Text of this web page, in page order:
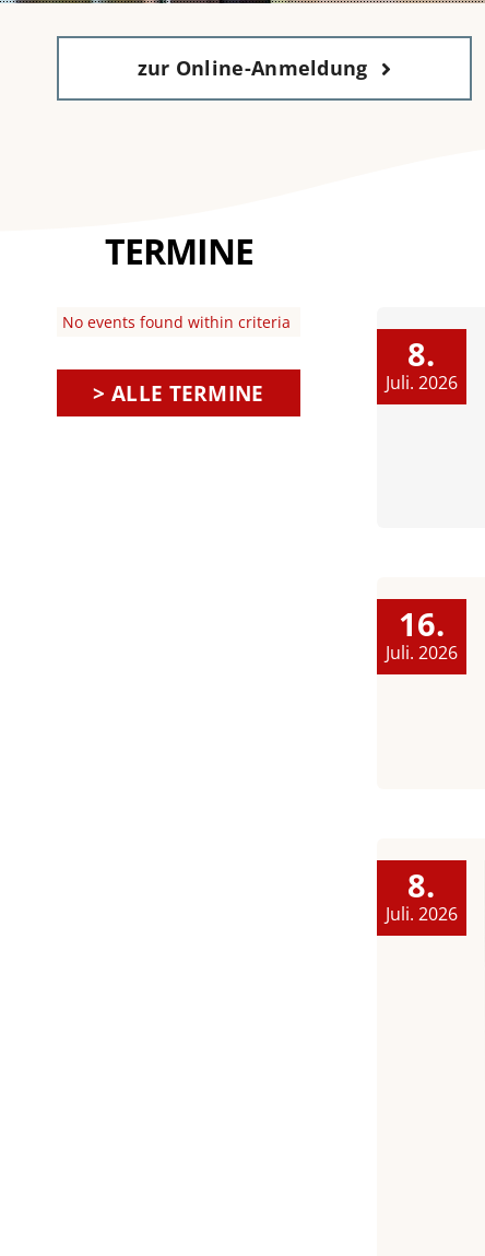
zur Online-Anmeldung
TERMINE
No events found within criteria
> ALLE TERMINE
8.
Juli. 2026
16.
Juli. 2026
8.
Juli. 2026